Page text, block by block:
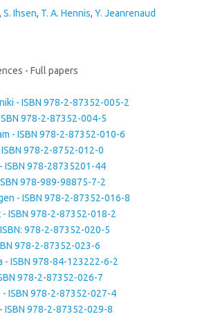
,S. Ihsen, T. A. Hennis,Y. Jeanrenaud
- Full papers
- ISBN 978-2-87352-005-2
978-2-87352-004-5
- ISBN 978-2-87352-010-6
978-2-8752-012-0
ISBN 978-28735201-44
978-989-98875-7-2
- ISBN 978-2-87352-016-8
ISBN 978-2-87352-018-2
978-2-87352-020-5
978-2-87352-023-6
- ISBN 978-84-123222-6-2
978-2-87352-026-7
- ISBN 978-2-87352-027-4
ISBN 978-2-87352-029-8